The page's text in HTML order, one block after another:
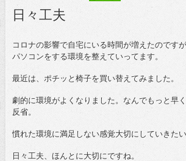
日々工夫
コロナの影響で自宅にいる時間が増えたのです
パソコンをする環境を整えていってます。
最近は、ポチッと椅子を買い替えてみました。
劇的に環境がよくなりました。なんでもっと早
反省。
慣れた環境に満足しない感覚大切にしていきたい
日々工夫、ほんとに大切にですね。